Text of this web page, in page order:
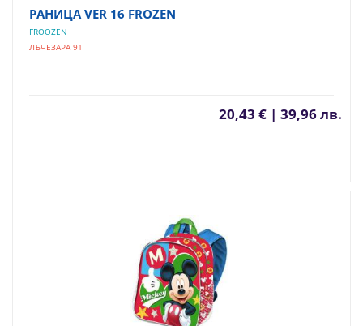
РАНИЦА VER 16 FROZEN
FROOZEN
ЛЪЧЕЗАРА 91
20,43 € | 39,96 лв.